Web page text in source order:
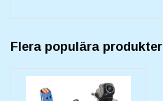
Flera populära produkter